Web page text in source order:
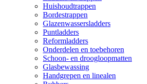
Huishoudtrappen
Bordestrappen
Glazenwassersladders
Puntladders
Reformladders
Onderdelen en toebehoren
Schoon- en droogloopmatten
Glasbewassing
Handgrepen en linealen